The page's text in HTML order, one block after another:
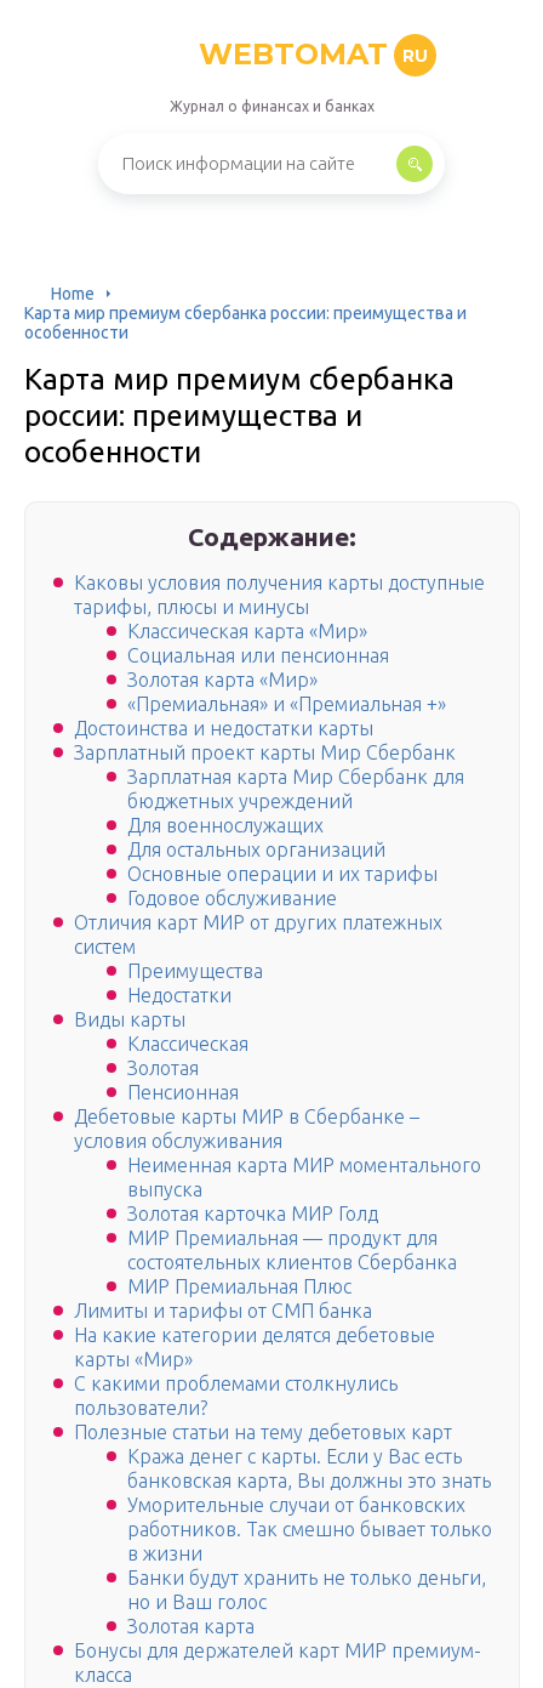
WEBTOMAT RU
Журнал о финансах и банках
Home
Карта мир премиум сбербанка россии: преимущества и
особенности
Карта мир премиум сбербанка
россии: преимущества и
особенности
Содержание:
Каковы условия получения карты доступные
тарифы, плюсы и минусы
Классическая карта «Мир»
Социальная или пенсионная
Золотая карта «Мир»
«Премиальная» и «Премиальная +»
Достоинства и недостатки карты
Зарплатный проект карты Мир Сбербанк
Зарплатная карта Мир Сбербанк для
бюджетных учреждений
Для военнослужащих
Для остальных организаций
Основные операции и их тарифы
Годовое обслуживание
Отличия карт МИР от других платежных
систем
Преимущества
Недостатки
Виды карты
Классическая
Золотая
Пенсионная
Дебетовые карты МИР в Сбербанке –
условия обслуживания
Неименная карта МИР моментального
выпуска
Золотая карточка МИР Голд
МИР Премиальная — продукт для
состоятельных клиентов Сбербанка
МИР Премиальная Плюс
Лимиты и тарифы от СМП банка
На какие категории делятся дебетовые
карты «Мир»
С какими проблемами столкнулись
пользователи?
Полезные статьи на тему дебетовых карт
Кража денег с карты. Если у Вас есть
банковская карта, Вы должны это знать
Уморительные случаи от банковских
работников. Так смешно бывает только
в жизни
Банки будут хранить не только деньги,
но и Ваш голос
Золотая карта
Бонусы для держателей карт МИР премиум-
класса